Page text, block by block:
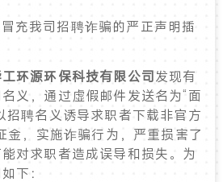
环源环保科技有限公司发现有
义，通过虚假邮件发送名为“面
招聘名义诱导求职者下载非官方
金，实施诈骗行为，严重损害了
对求职者造成误导和损失。为
下：